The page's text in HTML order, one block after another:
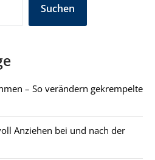
Suchen
– So verändern gekrempelte
Anziehen bei und nach der